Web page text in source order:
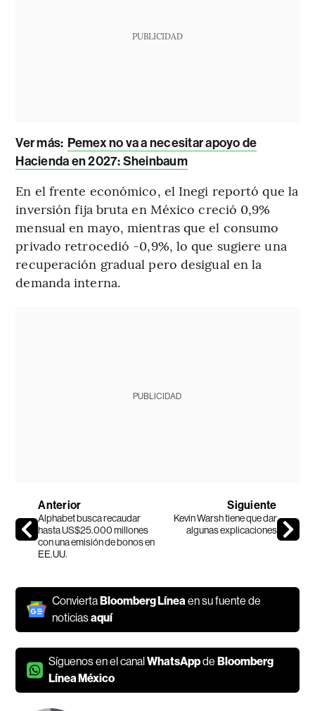
PUBLICIDAD
Ver más: Pemex no va a necesitar apoyo de
Hacienda en 2027: Sheinbaum
En el frente económico, el Inegi reportó que la
inversión fija bruta en México creció 0,9%
mensual en mayo, mientras que el consumo
privado retrocedió -0,9%, lo que sugiere una
recuperación gradual pero desigual en la
demanda interna.
PUBLICIDAD
Anterior
Alphabet busca recaudar
hasta US$25.000 millones
con una emisión de bonos en
EE.UU.
Siguiente
Kevin Warsh tiene que dar
algunas explicaciones
ConviertaBloomberg Línea en su fuente de
noticiasaquí
Síguenos en el canalWhatsAppdeBloomberg
Línea México